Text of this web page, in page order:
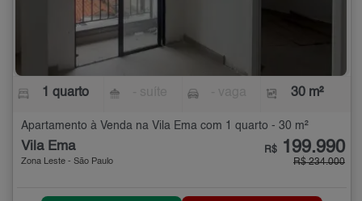
1 quarto 30 m²
Apartamento à Venda na Vila Ema com 1 quarto - 30 m²
Vila Ema
Zona Leste - São Paulo
R$ 199.990
R$ 234.000